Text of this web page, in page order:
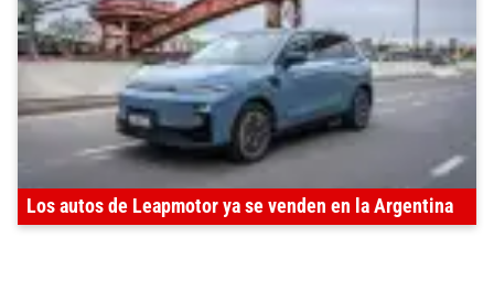
Los autos de Leapmotor ya se venden en la Argentina